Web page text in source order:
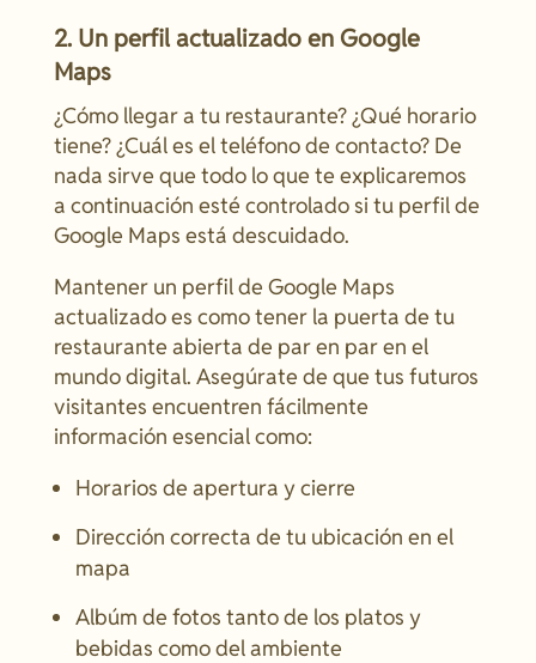
2. Un perfil actualizado en Google
Maps
¿Cómo llegar a tu restaurante? ¿Qué horario
tiene? ¿Cuál es el teléfono de contacto? De
nada sirve que todo lo que te explicaremos
a continuación esté controlado si tu perfil de
Google Maps está descuidado.
Mantener un perfil de Google Maps
actualizado es como tener la puerta de tu
restaurante abierta de par en par en el
mundo digital. Asegúrate de que tus futuros
visitantes encuentren fácilmente
información esencial como:
Horarios de apertura y cierre
Dirección correcta de tu ubicación en el
mapa
Albúm de fotos tanto de los platos y
bebidas como del ambiente